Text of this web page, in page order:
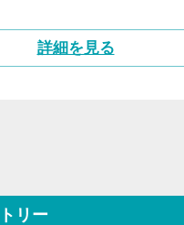
詳細を見る
リー